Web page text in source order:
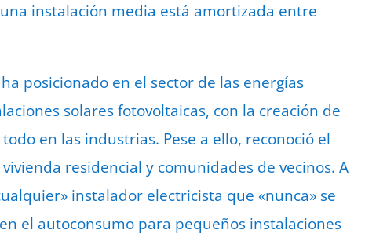
instalación media está amortizada entre
posicionado en el sector de las energías
solares fotovoltaicas, con la creación de
en las industrias. Pese a ello, reconoció el
residencial y comunidades de vecinos. A
instalador electricista que «nunca» se
el autoconsumo para pequeños instalaciones